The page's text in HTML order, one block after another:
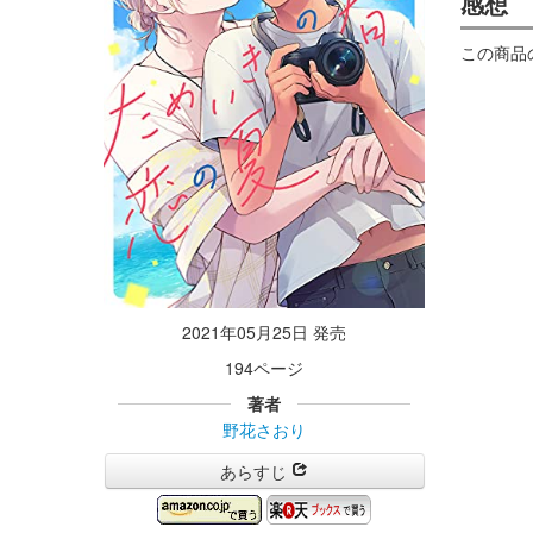
2021年05月25日 発売
194ページ
著者
野花さおり
あらすじ
この商品